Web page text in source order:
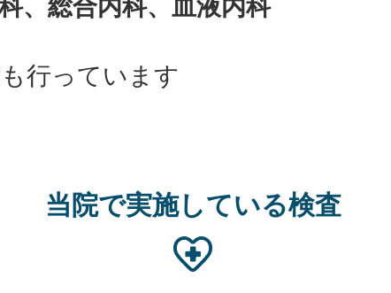
、総合内科、血液内科
行っています
当院で実施している検査